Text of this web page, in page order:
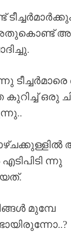
കുറിച്ച് ഒരു
ന്നു
മുമ്പേ